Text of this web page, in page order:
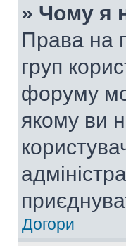
» Чому я
Права на
груп
форуму
якому ви
Догори